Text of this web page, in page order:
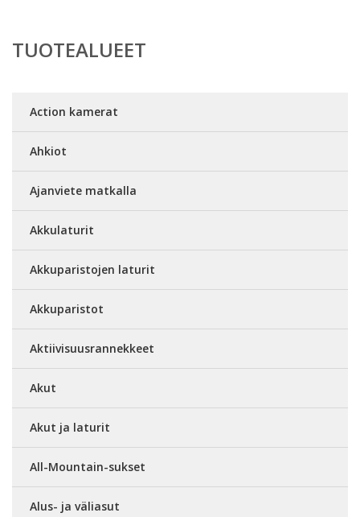
TUOTEALUEET
Action kamerat
Ahkiot
Ajanviete matkalla
Akkulaturit
Akkuparistojen laturit
Akkuparistot
Aktiivisuusrannekkeet
Akut
Akut ja laturit
All-Mountain-sukset
Alus- ja väliasut